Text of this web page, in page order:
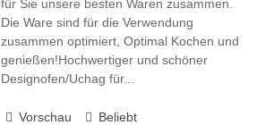
für Sie unsere besten Waren zusammen.
Die Ware sind für die Verwendung
zusammen optimiert, Optimal Kochen und
genießen!Hochwertiger und schöner
Designofen/Uchag für...
Vorschau
Beliebt